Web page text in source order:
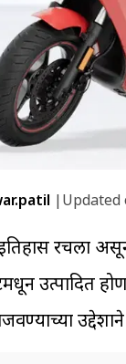
|Updated
इतिहास
उत्पादित